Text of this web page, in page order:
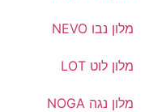
מלון נבו NEVO
מלון לוט LOT
מלון נגה NOGA